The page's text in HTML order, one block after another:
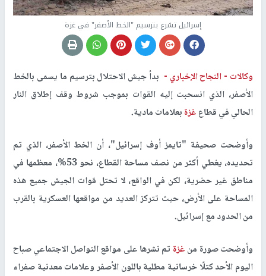
إسرائيل تشرع بترسيم "الخط الأصفر" في غزة
وكالات -النجاح الإخباري - بدأ جيش الاحتلال بترسيم ما يسمى بالخط
الأصفر، الذي انسحبت إليه القوات بموجب شروط وقف إطلاق النار
الحالي في قطاعغزةبعلامات مادية.
وأوضحت صحيفة "تايمز أوف إسرائيل"، أن الخط الأصفر، الذي تم
تحديده، يغطي أكثر من نصف مساحة القطاع، نحو 53%، معظمها في
مناطق غير حضرية، لكن في الواقع، لا تحتل قوات الجيش جميع هذه
المساحة على الأرض، حيث تتركز العديد من مواقعها العسكرية بالقرب
من الحدود مع إسرائيل.
وأوضحت صورة منغزة تم نشرها على مواقع التواصل الاجتماعي صباح
اليوم الأحد كتلًا خرسانية مطلية باللون الأصفر وعلامات معدنية صفراء